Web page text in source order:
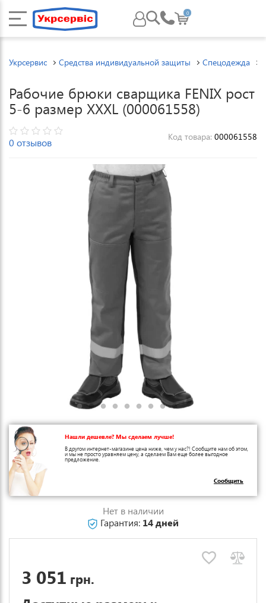
0
Укрсервис Средства индивидуальной защиты Спецодежда
Рабочие брюки сварщика FENIX рост
5-6 размер XXXL (000061558)
0 отзывов Код товара: 000061558
Нашли дешевле? Мы сделаем лучше!
В другом интернет-магазине цена ниже, чем у нас?! Сообщите нам об этом,
и мы не просто уравняем цену, а сделаем Вам еще более выгодное
предложение.
Сообщить
Нет в наличии
Гарантия: 14 дней
3 051 грн.